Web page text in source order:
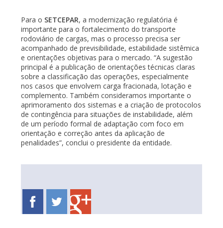
Para o SETCEPAR, a modernização regulatória é
importante para o fortalecimento do transporte
rodoviário de cargas, mas o processo precisa ser
acompanhado de previsibilidade, estabilidade sistêmica
e orientações objetivas para o mercado. “A sugestão
principal é a publicação de orientações técnicas claras
sobre a classificação das operações, especialmente
nos casos que envolvem carga fracionada, lotação e
complemento. Também consideramos importante o
aprimoramento dos sistemas e a criação de protocolos
de contingência para situações de instabilidade, além
de um período formal de adaptação com foco em
orientação e correção antes da aplicação de
penalidades”, conclui o presidente da entidade.